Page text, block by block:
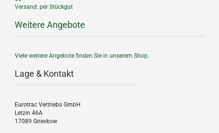
Versand: per Stückgut
Weitere Angebote
Viele weitere Angebote finden Sie in unserem Shop.
Lage & Kontakt
Eurotrac Vertriebs GmbH
Letzin 46A
17089 Gnevkow